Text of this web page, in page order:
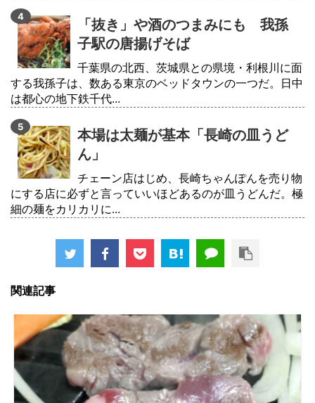
「抜き」や酒のつまみにも 我孫
子駅の唐揚げそば
千葉県の北西、茨城県との県境・利根川に面
する我孫子は、数ある東京のベッドタウンの一つだ。日中
は都心の地下鉄千代...
本場は太麺が基本「長崎の皿うど
ん」
チェーン店はじめ、長崎ちゃんぽんを売り物
にする店に必ずと言っていいほどあるのが皿うどんだ。極
細の麺をカリカリに...
関連記事